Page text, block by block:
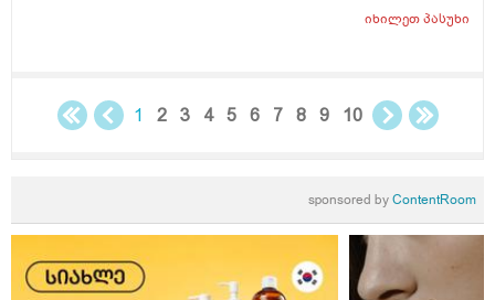
დატვირთვის დროს. ექიმთან არ მივსულვარ.იხილეთპასუხი
1 2 3 4 5 6 7 8 9 10
sponsored byContentRoom